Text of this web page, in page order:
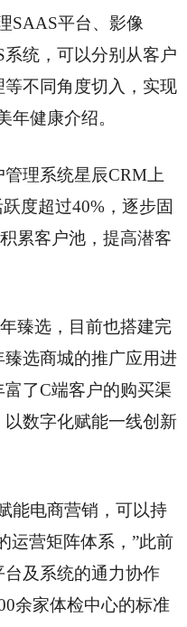
SAAS平台、影像
统，可以分别从客户
不同角度切入，实现
年健康介绍。
理系统星辰CRM上
度超过40%，逐步固
累客户池，提高潜客
臻选，目前也搭建完
选商城的推广应用进
了C端客户的购买渠
数字化赋能一线创新
能电商营销，可以持
运营矩阵体系，”此前
及系统的通力协作
余家体检中心的标准